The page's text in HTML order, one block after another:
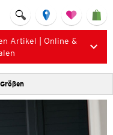
Artikel | Online &